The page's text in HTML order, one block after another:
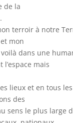
de la
terroir à notre
mon
dans une
l’espace mais
lieux et en tous
des
sens le plus large